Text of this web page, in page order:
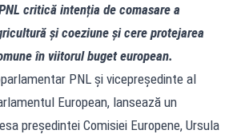
critică intenția de comasare a
și coeziune și cere protejarea
în viitorul buget european.
PNL și vicepreședinte al
European, lansează un
președintei Comisiei Europene, Ursula